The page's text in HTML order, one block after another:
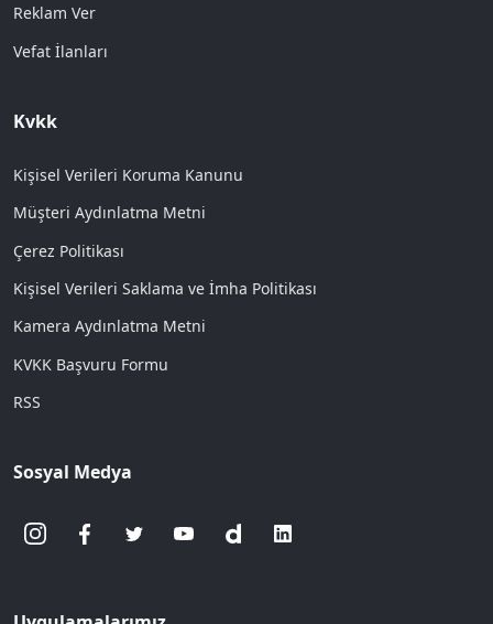
Reklam Ver
Vefat İlanları
Kvkk
Kişisel Verileri Koruma Kanunu
Müşteri Aydınlatma Metni
Çerez Politikası
Kişisel Verileri Saklama ve İmha Politikası
Kamera Aydınlatma Metni
KVKK Başvuru Formu
RSS
Sosyal Medya